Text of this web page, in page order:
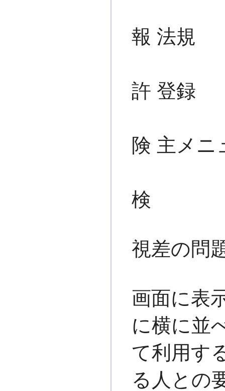
報 法規
許 登録
険 主メニ
検 操
視差の問
画面に表
に横に並
て利用す
る人との